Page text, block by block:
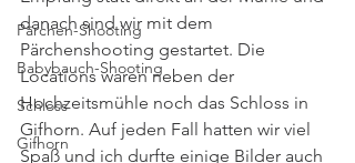
Pärchen-Shooting
Babybauch-Shooting
Schloss
Gifhorn
danach sind wir mit dem
Pärchenshooting gestartet. Die
Locations waren neben der
Hochzeitsmühle noch das Schloss in
Gifhorn. Auf jeden Fall hatten wir viel
Spaß und ich durfte einige Bilder auch